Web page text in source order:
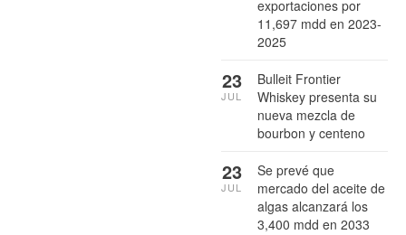
exportaciones por
11,697 mdd en 2023-
2025
Bulleit Frontier
Whiskey presenta su
nueva mezcla de
bourbon y centeno
23
JUL
Se prevé que
mercado del aceite de
algas alcanzará los
3,400 mdd en 2033
23
JUL